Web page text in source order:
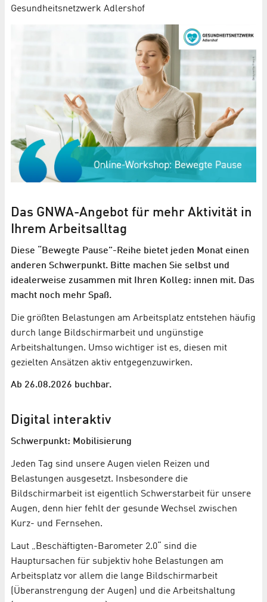
Gesundheitsnetzwerk Adlershof
Das GNWA-Angebot für mehr Aktivität in
Ihrem Arbeitsalltag
Diese “Bewegte Pause”-Reihe bietet jeden Monat einen
anderen Schwerpunkt. Bitte machen Sie selbst und
idealerweise zusammen mit Ihren Kolleg: innen mit. Das
macht noch mehr Spaß.
Die größten Belastungen am Arbeitsplatz entstehen häufig
durch lange Bildschirmarbeit und ungünstige
Arbeitshaltungen. Umso wichtiger ist es, diesen mit
gezielten Ansätzen aktiv entgegenzuwirken.
Ab 26.08.2026 buchbar.
Digital interaktiv
Schwerpunkt: Mobilisierung
Jeden Tag sind unsere Augen vielen Reizen und
Belastungen ausgesetzt. Insbesondere die
Bildschirmarbeit ist eigentlich Schwerstarbeit für unsere
Augen, denn hier fehlt der gesunde Wechsel zwischen
Kurz- und Fernsehen.
Laut „Beschäftigten-Barometer 2.0“ sind die
Hauptursachen für subjektiv hohe Belastungen am
Arbeitsplatz vor allem die lange Bildschirmarbeit
(Überanstrengung der Augen) und die Arbeitshaltung